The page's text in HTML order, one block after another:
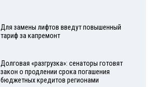
Для замены лифтов введут повышенный
тариф за капремонт
Долговая «разгрузка»: сенаторы готовят
закон о продлении срока погашения
бюджетных кредитов регионами